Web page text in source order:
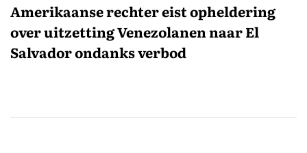
Amerikaanse rechter eist opheldering
over uitzetting Venezolanen naar El
Salvador ondanks verbod